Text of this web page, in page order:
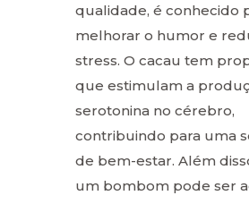
qualidade, é conhecido
melhorar o humor e
stress. O cacau tem
que estimulam a
serotonina no cérebro,
contribuindo para uma
de bem-estar. Além
um bombom pode ser